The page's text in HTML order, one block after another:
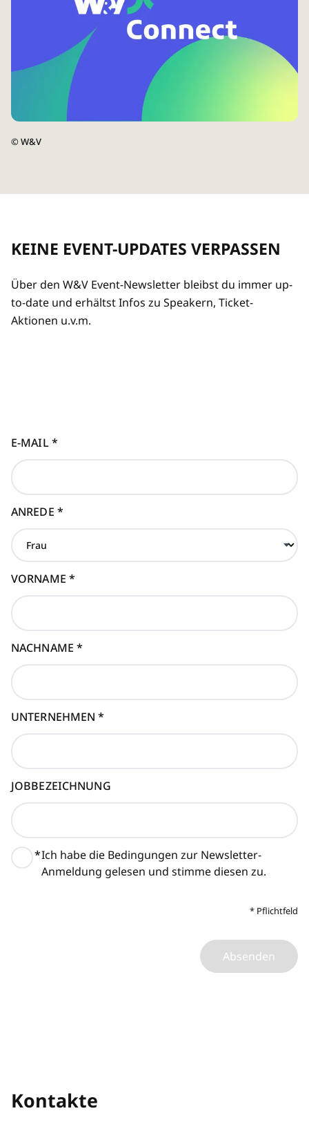
©W&V
KEINE EVENT-UPDATES VERPASSEN
Über den W&V Event-Newsletter bleibst du immer up-
to-date und erhältst Infos zu Speakern, Ticket-
Aktionen u.v.m.
E-MAIL*
ANREDE *
VORNAME *
NACHNAME*
UNTERNEHMEN*
JOBBEZEICHNUNG
*Ich habe die Bedingungen zur Newsletter-
Anmeldung gelesen und stimme diesen zu.
* Pflichtfeld
Absenden
Kontakte